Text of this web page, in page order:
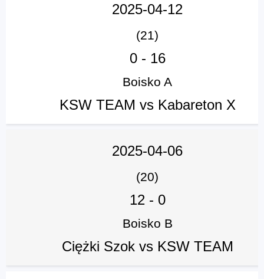
2025-04-12
(21)
0- 16
Boisko A
KSW TEAM vs Kabareton X
2025-04-06
(20)
12- 0
Boisko B
Ciężki Szok vs KSW TEAM